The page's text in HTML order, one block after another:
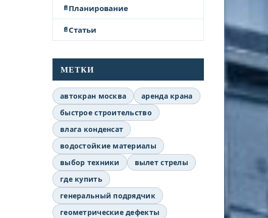
Планирование
Статьи
МЕТКИ
автокран москва
аренда крана
быстрое строительство
влага конденсат
водостойкие материалы
выбор техники
вылет стрелы
где купить
генеральный подрядчик
геометрические дефекты